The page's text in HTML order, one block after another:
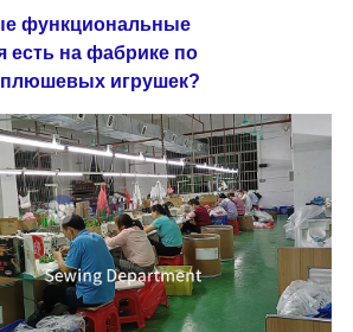
функциональные
есть на фабрике по
плюшевых игрушек?